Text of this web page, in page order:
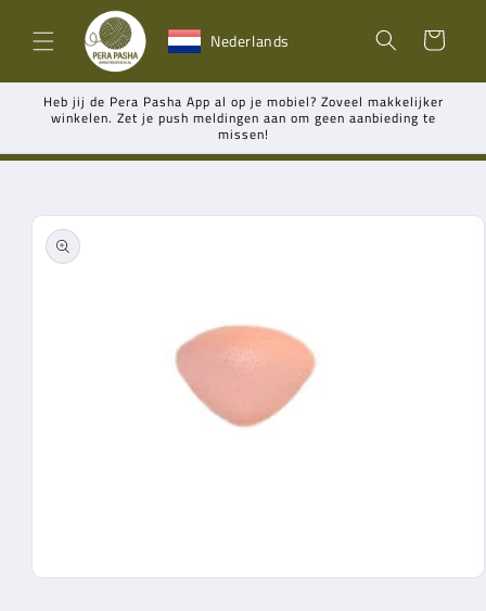
naar de
content Nederlands Winkelwagen
Heb jij de Pera Pasha App al op je mobiel? Zoveel makkelijker
winkelen. Zet je push meldingen aan om geen aanbieding te
missen!
direct naar